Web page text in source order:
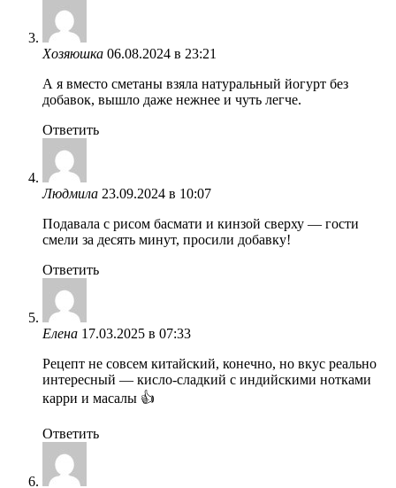
Хозяюшка 06.08.2024 в 23:21
А я вместо сметаны взяла натуральный йогурт без
добавок, вышло даже нежнее и чуть легче.
Ответить
Людмила 23.09.2024 в 10:07
Подавала с рисом басмати и кинзой сверху — гости
смели за десять минут, просили добавку!
Ответить
Елена 17.03.2025 в 07:33
Рецепт не совсем китайский, конечно, но вкус реально
интересный — кисло-сладкий с индийскими нотками
карри и масалы 👍
Ответить